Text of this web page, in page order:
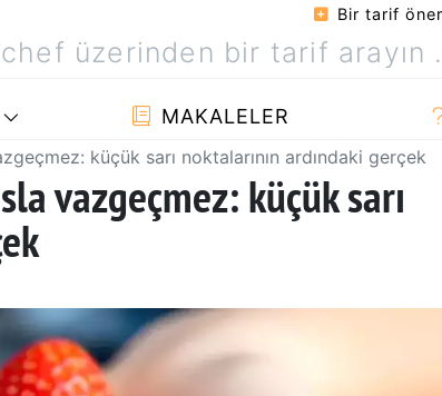
Bir tarif
MAKALELER
küçük sarı noktalarının ardındaki gerçek
vazgeçmez: küçük sarı